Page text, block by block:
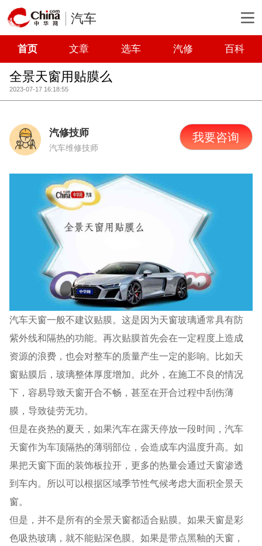
汽车
首页 文章 选车 汽修 百科
全景天窗用贴膜么
2023-07-17 16:18:55
汽修技师
汽车维修技师
我要咨询
汽车天窗一般不建议贴膜。这是因为天窗玻璃通常具有防
紫外线和隔热的功能。再次贴膜首先会在一定程度上造成
资源的浪费，也会对整车的质量产生一定的影响。比如天
窗贴膜后，玻璃整体厚度增加。此外，在施工不良的情况
下，容易导致天窗开合不畅，甚至在开合过程中刮伤薄
膜，导致徒劳无功。
但是在炎热的夏天，如果汽车在露天停放一段时间，汽车
天窗作为车顶隔热的薄弱部位，会造成车内温度升高。如
果把天窗下面的装饰板拉开，更多的热量会通过天窗渗透
到车内。所以可以根据区域季节性气候考虑大面积全景天
窗。
但是，并不是所有的全景天窗都适合贴膜。如果天窗是彩
色吸热玻璃，就不能贴深色膜。如果是带点黑釉的天窗，